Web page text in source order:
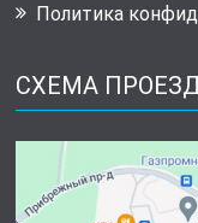
Политика
СХЕМА